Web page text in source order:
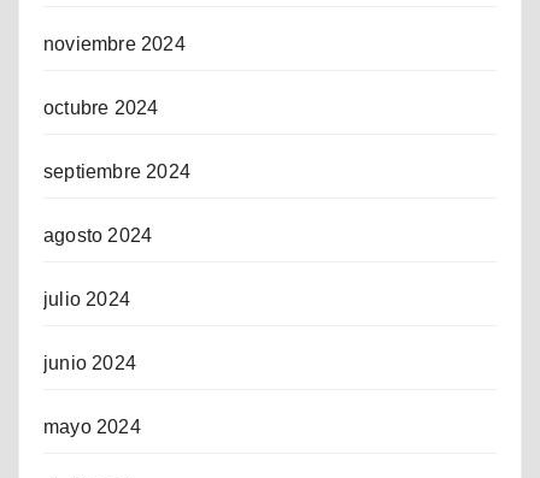
noviembre 2024
octubre 2024
septiembre 2024
agosto 2024
julio 2024
junio 2024
mayo 2024